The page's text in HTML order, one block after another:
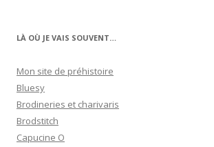
LÀ OÙ JE VAIS SOUVENT…
Mon site de préhistoire
Bluesy
Brodineries et charivaris
Brodstitch
Capucine O